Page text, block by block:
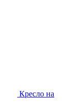
Кресло на